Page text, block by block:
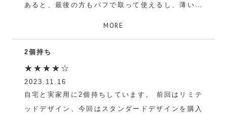
あると、最後の方もパフで取って使えるし、薄いケ
み
MORE
2個持ち
★★★★☆
2023.11.16
自宅と実家用に2個持ちしています。 前回はリミテ
ッドデザイン、今回はスタンダードデザインを購入